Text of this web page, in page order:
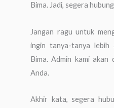
Bima. Jadi, segera
Jangan ragu untuk
ingin tanya-tanya
Bima. Admin kami akan
Anda.
Akhir kata, segera